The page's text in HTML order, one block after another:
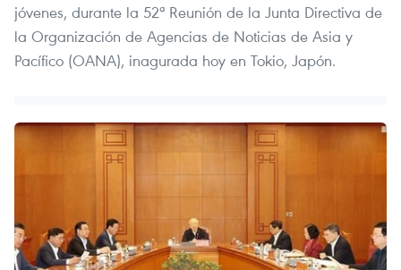
jóvenes, durante la 52ª Reunión de la Junta Directiva de
la Organización de Agencias de Noticias de Asia y
Pacífico (OANA), inagurada hoy en Tokio, Japón.